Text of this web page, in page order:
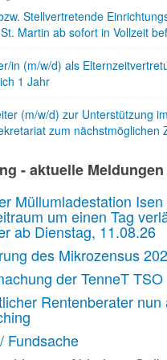
Stellvertretende
Martin ab sofort in Vollzeit
in (m/w/d) als
1 Jahr
(m/w/d) zur Unterstützung
zum nächstmöglichen
- aktuelle Meldungen
Müllumladestation Isen
um einen Tag
ab Dienstag, 11.08.26
des Mikrozensus
der TenneT
Rentenberater nun
Fundsache